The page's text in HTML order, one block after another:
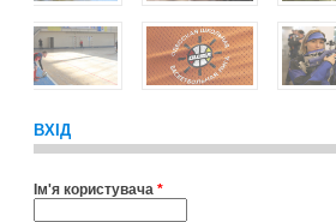
ВХІД
Ім'я користувача *